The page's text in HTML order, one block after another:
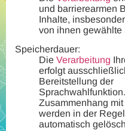
und barrierearmen
Inhalte,
von ihnen gewählte
Speicherdauer:
Die Verarbeitung
erfolgt
Bereitstellung der
Sprachwahlfunktion.
Zusammenhang
werden in der
automatisch